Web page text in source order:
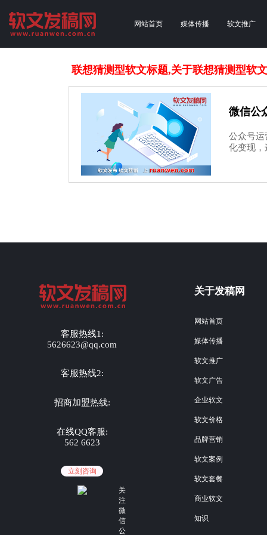
网站首页 媒体传播 软文推广
联想猜测型软文标题,关于联想猜测型软
微信公
公众号运
化变现，
客服热线1:
5626623@qq.com
客服热线2:
招商加盟热线:
在线QQ客服:
562 6623
立刻咨询
关
注
微
信
公
关于发稿网
网站首页
媒体传播
软文推广
软文广告
企业软文
软文价格
品牌营销
软文案例
软文套餐
商业软文
知识